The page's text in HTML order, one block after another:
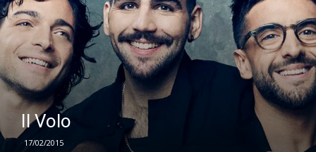
Il Volo
17/02/2015